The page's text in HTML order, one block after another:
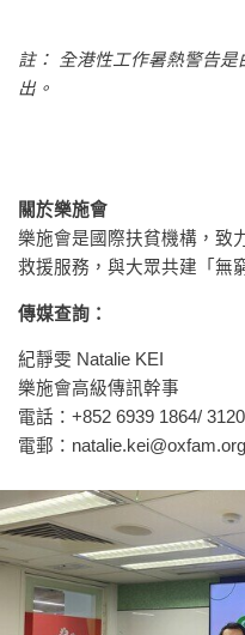
註： 全港性工作暑熱警告
出。
關於樂施會
樂施會是國際扶貧機構，致
救援服務，與大眾共建「無
傳媒查詢：
紀靜雯 Natalie KEI
樂施會高級傳訊幹事
電話：+852 6939 1864/
電郵：